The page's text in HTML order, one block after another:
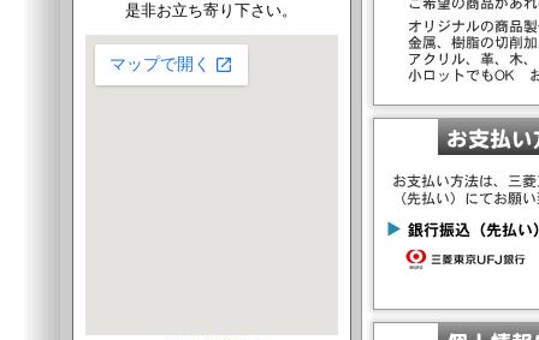
是非お立ち寄り下さい。